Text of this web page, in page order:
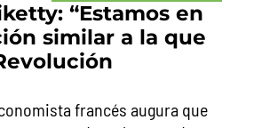
“Estamos en
similar a la que
francés augura que